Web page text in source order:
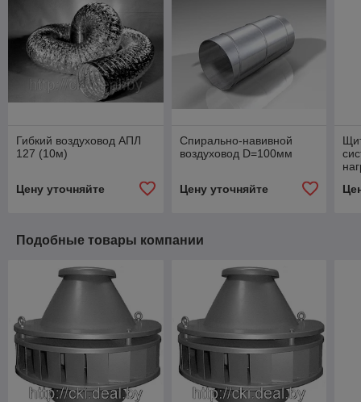
Гибкий воздуховод АПЛ
127 (10м)
Цену уточняйте
Спирально-навивной
воздуховод D=100мм
Цену уточняйте
Подобные товары компании